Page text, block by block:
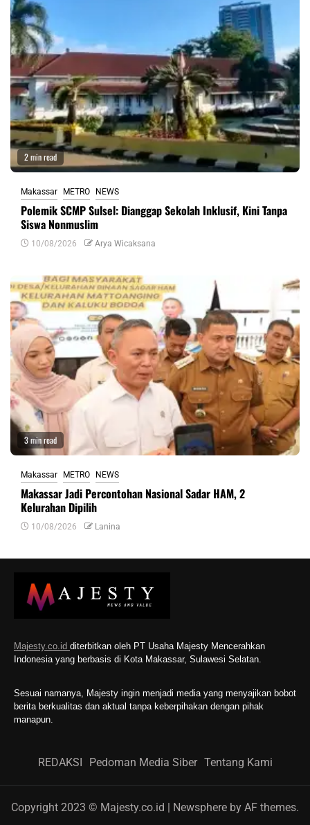
2 min read
Makassar METRO NEWS
Polemik SCMP Sulsel: Dianggap Sekolah Inklusif, Kini Tanpa
Siswa Nonmuslim
10/08/2026 Arya Wicaksana
3 min read
Makassar METRO NEWS
Makassar Jadi Percontohan Nasional Sadar HAM, 2
Kelurahan Dipilih
10/08/2026 Lanina
Majesty.co.id diterbitkan oleh PT Usaha Majesty Mencerahkan
Indonesia yang berbasis di Kota Makassar, Sulawesi Selatan.
Sesuai namanya, Majesty ingin menjadi media yang menyajikan bobot
berita berkualitas dan aktual tanpa keberpihakan dengan pihak
manapun.
REDAKSI Pedoman Media Siber Tentang Kami
Copyright 2023 © Majesty.co.id | Newsphere by AF themes.